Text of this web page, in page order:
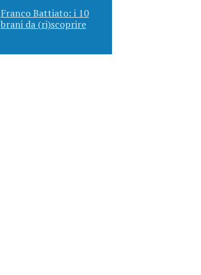
Franco Battiato: i 10
brani da (ri)scoprire